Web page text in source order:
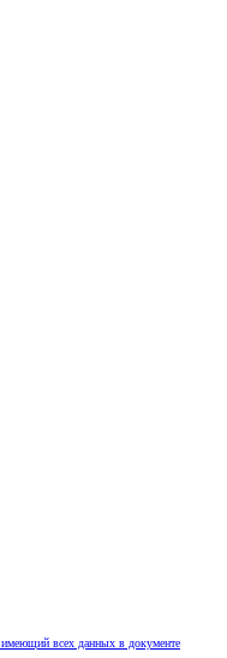
имеющий всех данных в документе